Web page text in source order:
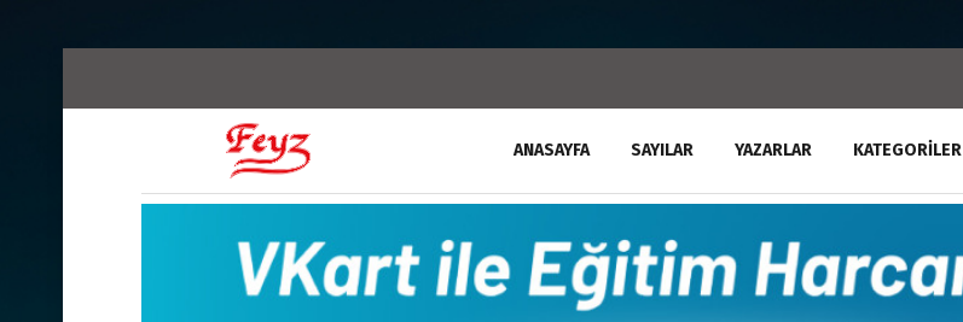
ANASAYFA SAYILAR YAZARLAR KATEGORILER